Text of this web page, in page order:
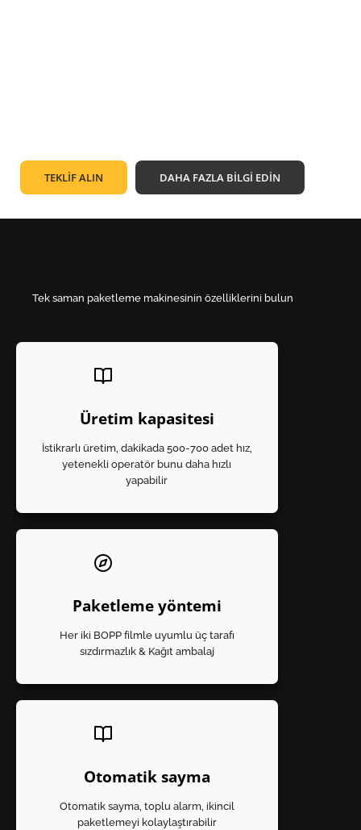
TEKLİF ALIN DAHA FAZLA BİLGİ EDİN
Tek saman paketleme makinesinin özelliklerini bulun
Üretim kapasitesi
İstikrarlı üretim, dakikada 500-700 adet hız,
yetenekli operatör bunu daha hızlı
yapabilir
Paketleme yöntemi
Her iki BOPP filmle uyumlu üç tarafı
sızdırmazlık & Kağıt ambalaj
Otomatik sayma
Otomatik sayma, toplu alarm, ikincil
paketlemeyi kolaylaştırabilir